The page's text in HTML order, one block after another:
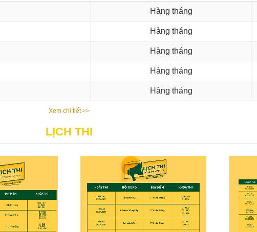
Hàng tháng
Hàng tháng
Hàng tháng
Hàng tháng
Hàng tháng
Xem chi tiết >>
LỊCH THI